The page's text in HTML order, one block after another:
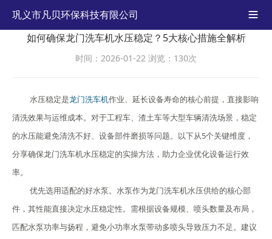
巩义市凡贝环保科技有限公司

如何确保龙门洗车机水压稳定？5大核心措施全解析
时间：2026-01-22 浏览：130次
水压稳定是龙门洗车机作业、延长设备寿命的核心前提，直接影响
清洗效果与运维成本。对于工程车、渣土车等大型车辆清洗场景，稳定
的水压能避免清洗不好、设备部件磨损等问题。以下从5个关键维度，
分享确保龙门洗车机水压稳定的实操方法，助力企业优化设备运行效
率。
优先选用适配的好水泵。水泵作为龙门洗车机水压供给的核心部
件，其性能直接决定水压稳定性。需根据设备规模、喷头数量及布局，
匹配水泵功率与扬程，避免小功率水泵带动多喷头导致压力不足。建议